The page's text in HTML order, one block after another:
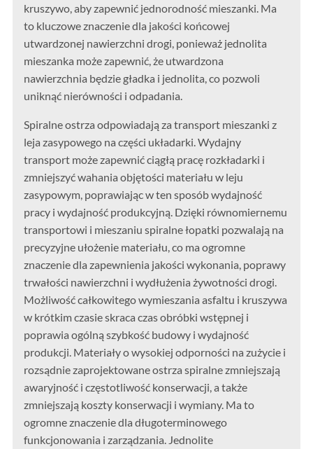
kruszywo, aby zapewnić jednorodność mieszanki. Ma
to kluczowe znaczenie dla jakości końcowej
utwardzonej nawierzchni drogi, ponieważ jednolita
mieszanka może zapewnić, że utwardzona
nawierzchnia będzie gładka i jednolita, co pozwoli
uniknąć nierówności i odpadania.
Spiralne ostrza odpowiadają za transport mieszanki z
leja zasypowego na części układarki. Wydajny
transport może zapewnić ciągłą pracę rozkładarki i
zmniejszyć wahania objętości materiału w leju
zasypowym, poprawiając w ten sposób wydajność
pracy i wydajność produkcyjną. Dzięki równomiernemu
transportowi i mieszaniu spiralne łopatki pozwalają na
precyzyjne ułożenie materiału, co ma ogromne
znaczenie dla zapewnienia jakości wykonania, poprawy
trwałości nawierzchni i wydłużenia żywotności drogi.
Możliwość całkowitego wymieszania asfaltu i kruszywa
w krótkim czasie skraca czas obróbki wstępnej i
poprawia ogólną szybkość budowy i wydajność
produkcji. Materiały o wysokiej odporności na zużycie i
rozsądnie zaprojektowane ostrza spiralne zmniejszają
awaryjność i częstotliwość konserwacji, a także
zmniejszają koszty konserwacji i wymiany. Ma to
ogromne znaczenie dla długoterminowego
funkcjonowania i zarządzania. Jednolite